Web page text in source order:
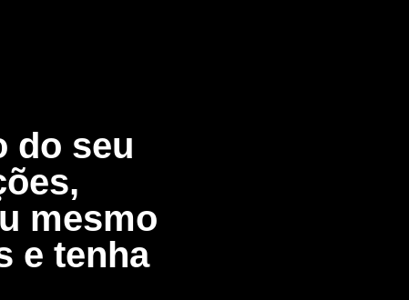
do seu
mesmo
e tenha